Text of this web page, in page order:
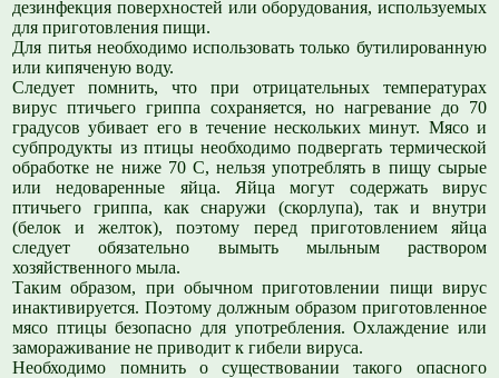
дезинфекция поверхностей или оборудования, используемых
для приготовления пищи.
Для питья необходимо использовать только бутилированную
или кипяченую воду.
Следует помнить, что при отрицательных температурах
вирус птичьего гриппа сохраняется, но нагревание до 70
градусов убивает его в течение нескольких минут. Мясо и
субпродукты из птицы необходимо подвергать термической
обработке не ниже 70 С, нельзя употреблять в пищу сырые
или недоваренные яйца. Яйца могут содержать вирус
птичьего гриппа, как снаружи (скорлупа), так и внутри
(белок и желток), поэтому перед приготовлением яйца
следует обязательно вымыть мыльным раствором
хозяйственного мыла.
Таким образом, при обычном приготовлении пищи вирус
инактивируется. Поэтому должным образом приготовленное
мясо птицы безопасно для употребления. Охлаждение или
замораживание не приводит к гибели вируса.
Необходимо помнить о существовании такого опасного